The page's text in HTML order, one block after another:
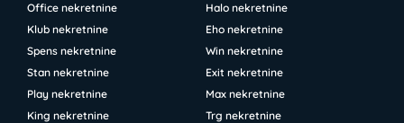
Office nekretnine
Halo nekretnine
Klub nekretnine
Eho nekretnine
Spens nekretnine
Win nekretnine
Stan nekretnine
Exit nekretnine
Play nekretnine
Max nekretnine
King nekretnine
Trg nekretnine